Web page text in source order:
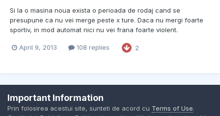
Si la o masina noua exista o perioada de rodaj cand se
presupune ca nu vei merge peste x ture. Daca nu mergi foarte
sportiv, in mod automat nici nu vei frana foarte violent.
April 9, 2013 108 replies 2
Contact Us
BMW Club Romania
Important Information
Prin folosirea acestui site, sunteti de acord cu Terms of Use.